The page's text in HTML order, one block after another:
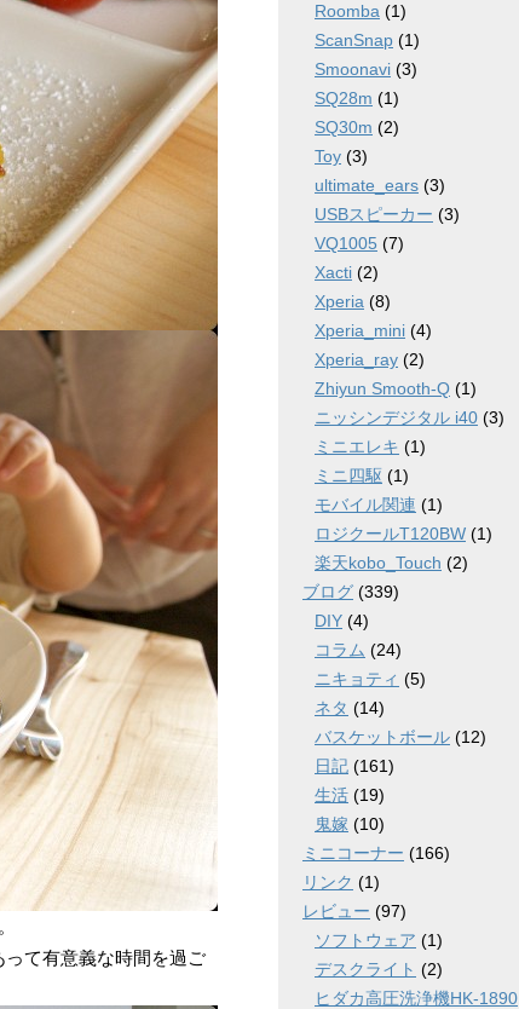
て有意義な時間を過ご
Roomba (1)
ScanSnap (1)
Smoonavi (3)
SQ28m (1)
SQ30m (2)
Toy (3)
ultimate_ears (3)
USBスピーカー (3)
VQ1005 (7)
Xacti (2)
Xperia (8)
Xperia_mini (4)
Xperia_ray (2)
Zhiyun Smooth-Q (1)
ニッシンデジタル i40 (3)
ミニエレキ (1)
ミニ四駆 (1)
モバイル関連 (1)
ロジクールT120BW (1)
楽天kobo_Touch (2)
ブログ (339)
DIY (4)
コラム (24)
ニキョティ (5)
ネタ (14)
バスケットボール (12)
日記 (161)
生活 (19)
鬼嫁 (10)
ミニコーナー (166)
リンク (1)
レビュー (97)
ソフトウェア (1)
デスクライト (2)
ヒダカ高圧洗浄機HK-1890